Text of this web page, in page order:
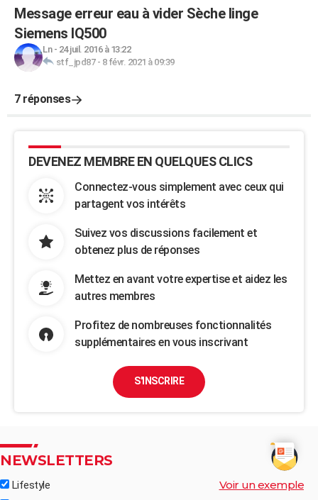
Message erreur eau à vider Sèche linge
Siemens IQ500
Ln- 24 juil. 2016 à 13:22
stf_jpd87- 8 févr. 2021 à 09:39
7 réponses
DEVENEZ MEMBRE EN QUELQUES CLICS
Connectez-vous simplement avec ceux qui
partagent vos intérêts
Suivez vos discussions facilement et
obtenez plus de réponses
Mettez en avant votre expertise et aidez les
autres membres
Profitez de nombreuses fonctionnalités
supplémentaires en vous inscrivant
S'INSCRIRE
NEWSLETTERS
Lifestyle Voir un exemple